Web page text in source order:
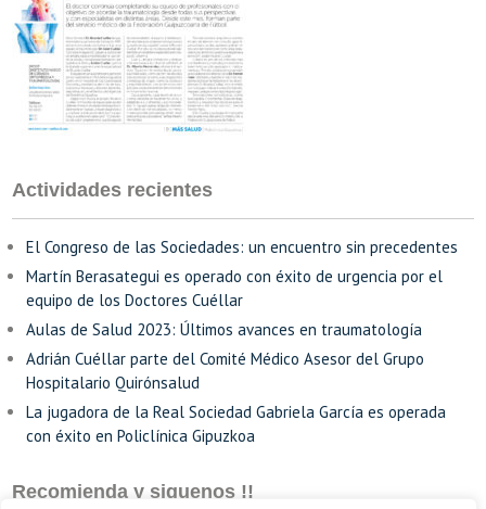
Actividades recientes
El Congreso de las Sociedades: un encuentro sin precedentes
Martín Berasategui es operado con éxito de urgencia por el
equipo de los Doctores Cuéllar
Aulas de Salud 2023: Últimos avances en traumatología
Adrián Cuéllar parte del Comité Médico Asesor del Grupo
Hospitalario Quirónsalud
La jugadora de la Real Sociedad Gabriela García es operada
con éxito en Policlínica Gipuzkoa
Recomienda y siguenos !!